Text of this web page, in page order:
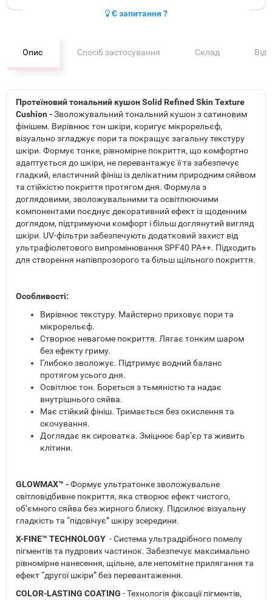
Є запитання ?
Опис Спосіб застосування Склад
Протеїновий тональний кушон Solid Refined Skin Texture
Cushion -Зволожувальний тональний кушон з сатиновим
фінішем. Вирівнює тон шкіри, коригує мікрорельєф,
візуально згладжує пори та покращує загальну текстуру
шкіри. Формує тонке, рівномірне покриття, що комфортно
адаптується до шкіри, не перевантажує її та забезпечує
гладкий, еластичний фініш із делікатним природним сяйвом
та стійкістю покриття протягом дня. Формула з
доглядовими, зволожувальними та освітлюючими
компонентами поєднує декоративний ефект із щоденним
доглядом, підтримуючи комфорт і більш доглянутий вигляд
шкіри. UV-фільтри забезпечують додатковий захист від
ультрафіолетового випромінювання SPF40 PA++. Підходить
для створення напівпрозорого та більш щільного покриття.
Особливості:
Вирівнює текстуру. Майстерно приховує пори та
мікрорельєф.
Створює невагоме покриття. Лягає тонким шаром
без ефекту гриму.
Глибоко зволожує. Підтримує водний баланс
протягом усього дня.
Освітлює тон. Бореться з тьмяністю та надає
внутрішнього сяйва.
Має стійкий фініш. Тримається без окислення та
скочування.
Доглядає як сироватка. Зміцнює бар’єр та живить
клітини.
GLOWMAX™ -Формує ультратонке зволожувальне
світловідбивне покриття, яка створює ефект чистого,
об’ємного сяйва без жирного блиску. Підсилює візуальну
гладкість та “підсвічує” шкіру зсередини.
X-FINE™ TECHNOLOGY - Система ультрадрібного помелу
пігментів та пудрових частинок. Забезпечує максимально
рівномірне нанесення, щільне, але непомітне прилягання та
ефект “другої шкіри” без перевантаження.
COLOR-LASTING COATING - Технологія фіксації пігментів,